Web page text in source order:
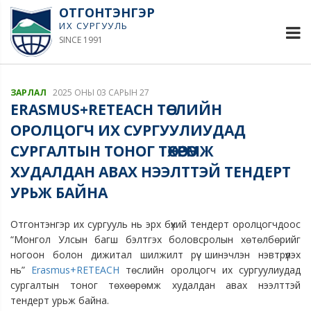
ОТГОНТЭНГЭР
ИХ СУРГУУЛЬ
SINCE 1991
ЗАРЛАЛ 2025 ОНЫ 03 САРЫН 27
ERASMUS+RETEACH ТӨСЛИЙН
ОРОЛЦОГЧ ИХ СУРГУУЛИУДАД
СУРГАЛТЫН ТОНОГ ТӨХӨӨРӨМЖ
ХУДАЛДАН АВАХ НЭЭЛТТЭЙ ТЕНДЕРТ
УРЬЖ БАЙНА
Отгонтэнгэр их сургууль нь эрх бүхий тендерт оролцогчдоос
“Монгол Улсын багш бэлтгэх боловсролын хөтөлбөрийг
ногоон болон дижитал шилжилт рүү шинэчлэн нэвтрүүлэх
нь” Erasmus+RETEACH төслийн оролцогч их сургуулиудад
сургалтын тоног төхөөрөмж худалдан авах нээлттэй
тендерт урьж байна.